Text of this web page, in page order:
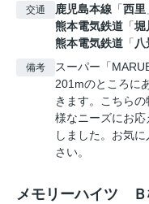
交通 鹿児島本線 「西里
熊本電気鉄道 「堀
熊本電気鉄道 「
備考
スーパー「
201mのところに
きます。こちら
様なニーズにお
しました。お気
さい。
メモリーハイツ Ｂ